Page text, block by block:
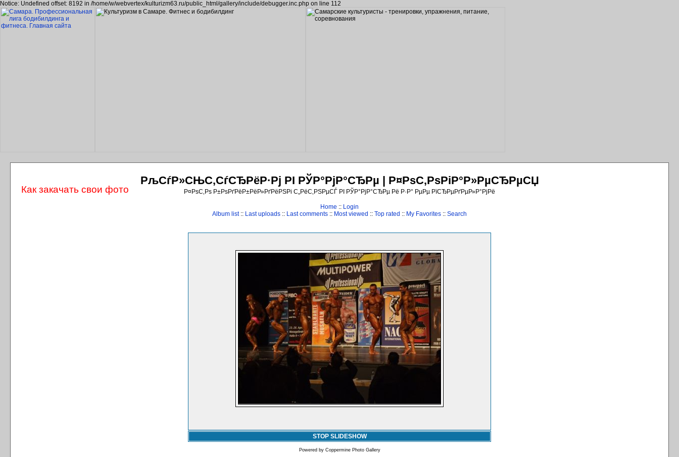
Notice: Undefined offset: 8192 in /home/w/webvertex/kulturizm63.ru/public_html/gallery/include/debugger.inc.php on line 112
РљСѓР»СЊС‚СѓСЂРёР·Рј РІ РЎР°РјР°СЂРµ | Р¤РѕС‚РѕРіР°Р»РµСЂРµСЏ
Р¤РѕС‚Рѕ Р±РѕРґРёР±РёР»РґРёРЅРі С„РёС‚РЅРµСЃ РІ РЎР°РјР°СЂРµ Рё Р·Р° РµРµ РїСЂРµРґРµР»Р°РјРё
Home :: Login
Album list:: Last uploads :: Last comments :: Most viewed :: Top rated :: My Favorites :: Search
STOP SLIDESHOW
Powered by Coppermine Photo Gallery
Как закачать свои фото